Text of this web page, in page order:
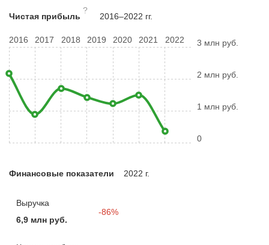
Чистая прибыль
?
2016–2022 гг.
2016 2017 2018 2019 2020 2021 2022
0
1 млн руб.
2 млн руб.
3 млн руб.
Финансовые показатели 2022 г.
Выручка
6,9 млн руб.
-86%